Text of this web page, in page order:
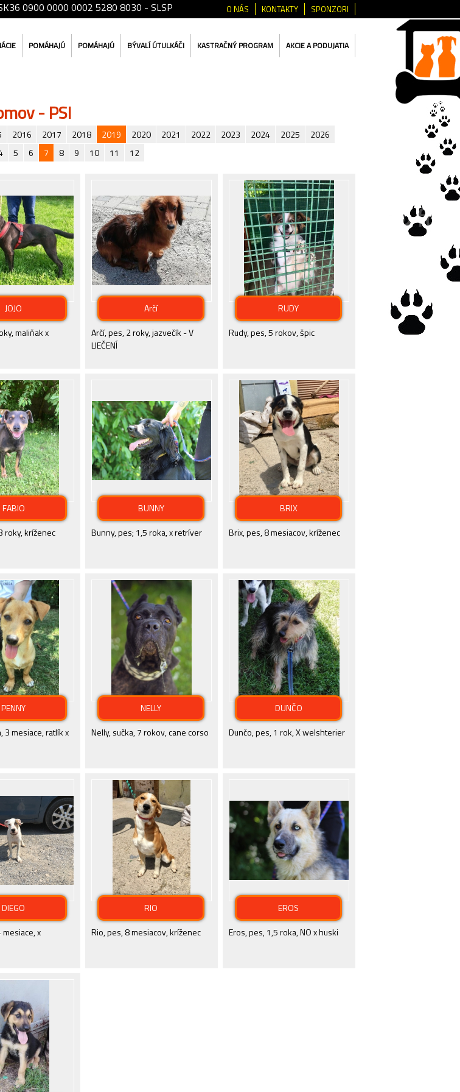
0900 0000 0002 5280 8030 - SLSP SPONZORI
KONTAKTY
O NÁS
POMÁHAJÚ POMÁHAJÚ BÝVALÍ ÚTULKÁČI KASTRAČNÝ PROGRAM AKCIE A PODUJATIA
- PSI
2016 2017 2018 2019 2020 2021 2022 2023 2024 2025
2026
5 6 7 8 9 10 11 12
JOJO
maliňak x
Arčí
Arčí, pes, 2 roky, jazvečík - V
LIEČENÍ
RUDY
Rudy, pes, 5 rokov, špic
FABIO
roky, kríženec
BUNNY
Bunny, pes; 1,5 roka, x retríver
BRIX
Brix, pes, 8 mesiacov, kríženec
PENNY
3 mesiace, ratlík x
NELLY
Nelly, sučka, 7 rokov, cane corso
DUNČO
Dunčo, pes, 1 rok, X welshterier
DIEGO
x
RIO
Rio, pes, 8 mesiacov, kríženec
EROS
Eros, pes, 1,5 roka, NO x huski